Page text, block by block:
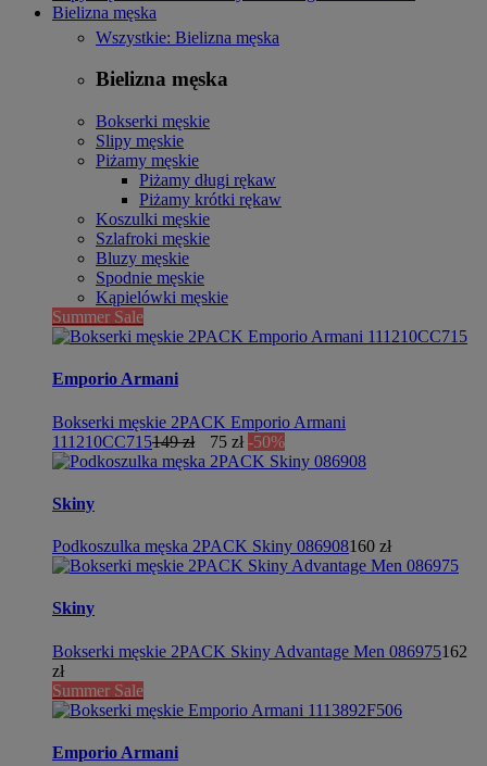
Bielizna męska
Wszystkie: Bielizna męska
Bielizna męska
Bokserki męskie
Slipy męskie
Piżamy męskie
Piżamy długi rękaw
Piżamy krótki rękaw
Koszulki męskie
Szlafroki męskie
Bluzy męskie
Spodnie męskie
Kąpielówki męskie
Summer Sale
Emporio Armani
Bokserki męskie 2PACK Emporio Armani
111210CC715149 zł 75 zł -50%
Skiny
Podkoszulka męska 2PACK Skiny 086908160 zł
Skiny
Bokserki męskie 2PACK Skiny Advantage Men 086975162
zł
Summer Sale
Emporio Armani